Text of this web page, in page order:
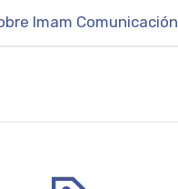
Imam Comunicación